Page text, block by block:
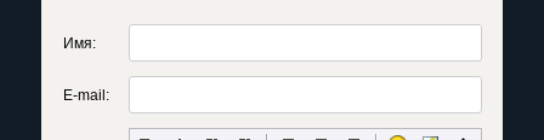
Имя:
E-mail: